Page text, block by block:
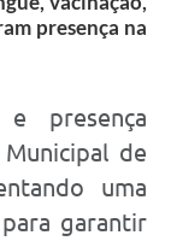
presença na
e presença
de
uma
garantir